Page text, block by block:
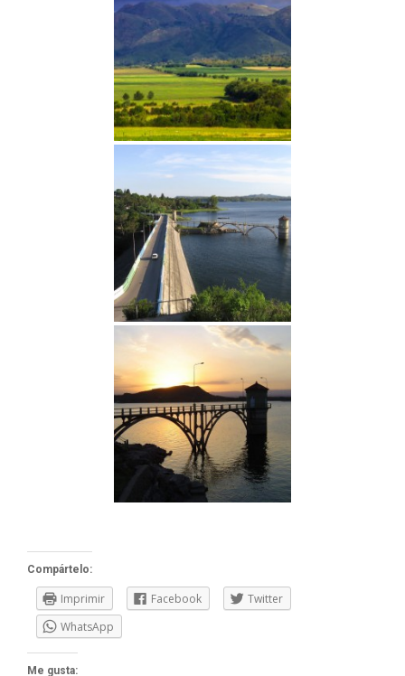
Compártelo:
Imprimir Facebook
Twitter
WhatsApp
Me gusta: